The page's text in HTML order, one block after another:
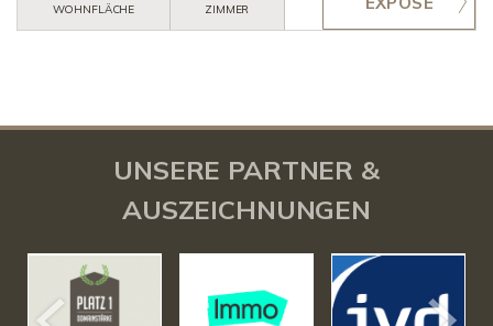
WOHNFLÄCHE
ZIMMER
UNSERE PARTNER &
AUSZEICHNUNGEN